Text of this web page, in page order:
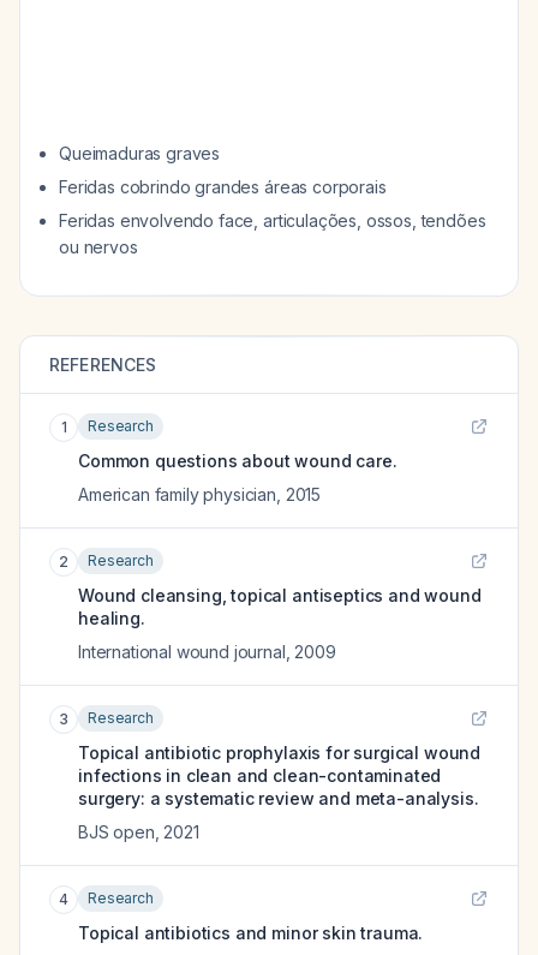
Queimaduras graves
Feridas cobrindo grandes áreas corporais
Feridas envolvendo face, articulações, ossos, tendões
ou nervos
REFERENCES
1 Research
Common questions about wound care.
American family physician 2015
2 Research
Wound cleansing, topical antiseptics and wound
healing.
International wound journal 2009
3 Research
Topical antibiotic prophylaxis for surgical wound
infections in clean and clean-contaminated
surgery: a systematic review and meta-analysis.
BJS open 2021
4 Research
Topical antibiotics and minor skin trauma.